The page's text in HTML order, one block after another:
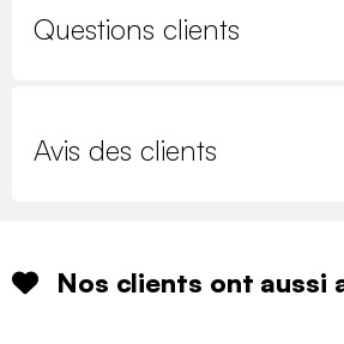
Questions clients
Avis des clients
Nos clients ont aussi